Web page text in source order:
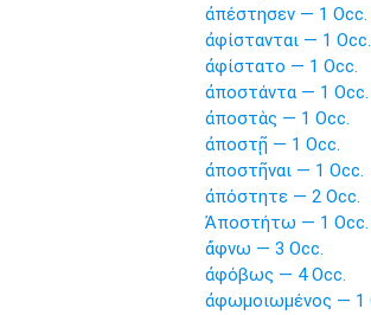
ἀπέστησεν — 1 Occ.
ἀφίστανται — 1 Occ.
ἀφίστατο — 1 Occ.
ἀποστάντα — 1 Occ.
ἀποστὰς — 1 Occ.
ἀποστῇ — 1 Occ.
ἀποστῆναι — 1 Occ.
ἀπόστητε — 2 Occ.
Ἀποστήτω — 1 Occ.
ἄφνω — 3 Occ.
ἀφόβως — 4 Occ.
ἀφωμοιωμένος — 1